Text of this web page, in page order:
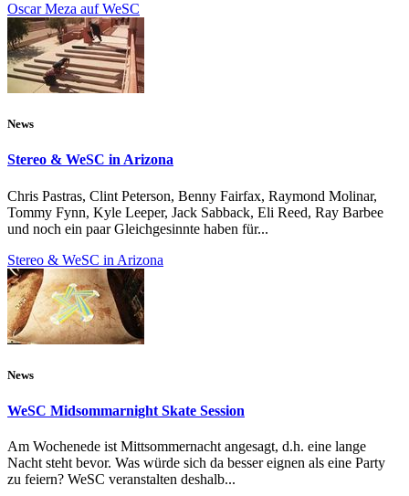
Oscar Meza auf WeSC
News
Stereo & WeSC in Arizona
Chris Pastras, Clint Peterson, Benny Fairfax, Raymond Molinar,
Tommy Fynn, Kyle Leeper, Jack Sabback, Eli Reed, Ray Barbee
und noch ein paar Gleichgesinnte haben für...
Stereo & WeSC in Arizona
News
WeSC Midsommarnight Skate Session
Am Wochenede ist Mittsommernacht angesagt, d.h. eine lange
Nacht steht bevor. Was würde sich da besser eignen als eine Party
zu feiern? WeSC veranstalten deshalb...